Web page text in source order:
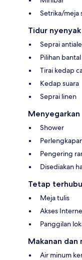
Setrika/meja
Tidur nyenyak
Seprai
Pilihan bantal
Tirai kedap
Kedap suara
Seprai linen
Menyegarkan
Shower
Pengering
Disediakan
Tetap
Meja tulis
Akses
Panggilan
Makanan dan
Air minum